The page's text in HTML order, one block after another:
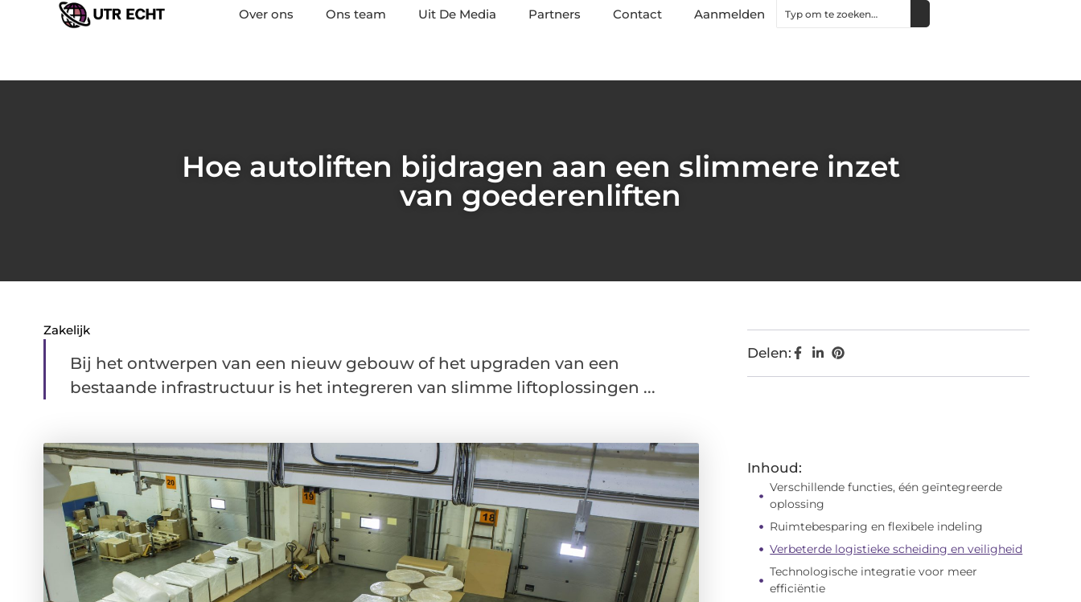
Over ons Ons team Uit De Media Partners Contact Aanmelden
Hoe autoliften bijdragen aan een slimmere inzet
van goederenliften
Zakelijk
Bij het ontwerpen van een nieuw gebouw of het upgraden van een
bestaande infrastructuur is het integreren van slimme liftoplossingen ...
Delen:
Inhoud:
Verschillende functies, één geïntegreerde
oplossing
Ruimtebesparing en flexibele indeling
Verbeterde logistieke scheiding en veiligheid
Technologische integratie voor meer
efficiëntie